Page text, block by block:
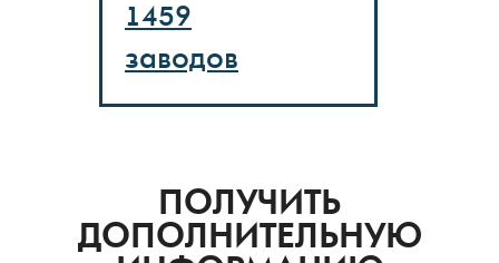
1459
заводов
ПОЛУЧИТЬ
ДОПОЛНИТЕЛЬНУЮ